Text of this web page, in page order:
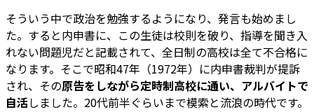
そういう中で政治を勉強するようになり、発言も始めまし
た。すると内申書に、この生徒は校則を破り、指導を聞き入
れない問題児だと記載されて、全日制の高校は全て不合格に
なります。そこで昭和47年（1972年）に内申書裁判が提訴
され、その原告をしながら定時制高校に通い、アルバイトで
自活しました。20代前半ぐらいまで模索と流浪の時代です。